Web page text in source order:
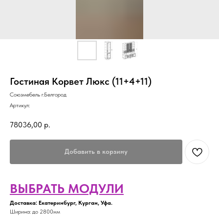
Гостиная Корвет Люкс (11+4+11)
Союзмебель г.Белгород
Артикул:
78036,00 р.
Добавить в корзину
ВЫБРАТЬ МОДУЛИ
Доставка: Екатеринбург, Курган, Уфа.
Ширина: до 2800мм